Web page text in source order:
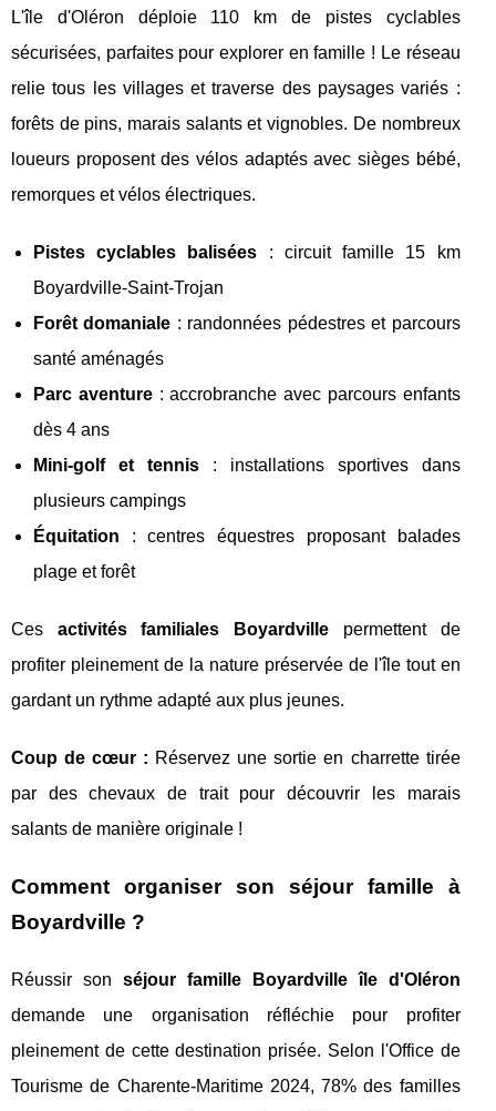
L'île d'Oléron déploie 110 km de pistes cyclables
sécurisées, parfaites pour explorer en famille ! Le réseau
relie tous les villages et traverse des paysages variés :
forêts de pins, marais salants et vignobles. De nombreux
loueurs proposent des vélos adaptés avec sièges bébé,
remorques et vélos électriques.
Pistes cyclables balisées : circuit famille 15 km
Boyardville-Saint-Trojan
Forêt domaniale : randonnées pédestres et parcours
santé aménagés
Parc aventure: accrobranche avec parcours enfants
dès 4 ans
Mini-golf et tennis: installations sportives dans
plusieurs campings
Équitation : centres équestres proposant balades
plage et forêt
Ces activités familiales Boyardville permettent de
profiter pleinement de la nature préservée de l'île tout en
gardant un rythme adapté aux plus jeunes.
Coup de cœur : Réservez une sortie en charrette tirée
par des chevaux de trait pour découvrir les marais
salants de manière originale !
Comment organiser son séjour famille à
Boyardville ?
Réussir son séjour famille Boyardville île d'Oléron
demande une organisation réfléchie pour profiter
pleinement de cette destination prisée. Selon l'Office de
Tourisme de Charente-Maritime 2024, 78% des familles